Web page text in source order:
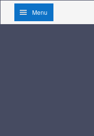
Menu